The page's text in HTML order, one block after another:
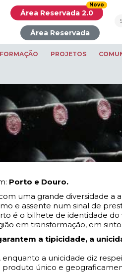
Área Reservada 2.0
Novo
Área Reservada
PROJETOS
Porto e Douro.
uma grande diversidade a
e assente num sinal de
é o bilhete de identidade
em transformação, em
a tipicidade, a
a unicidade diz
único e